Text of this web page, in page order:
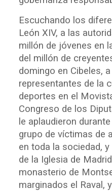
Escuchando los
León XIV, a las
millón de jóvenes en
del millón de
domingo en Cibeles,
representantes de la
deportes en el
Congreso de los
le aplaudieron
grupo de víctimas de
en toda la sociedad,
de la Iglesia de
monasterio de
marginados el Raval,